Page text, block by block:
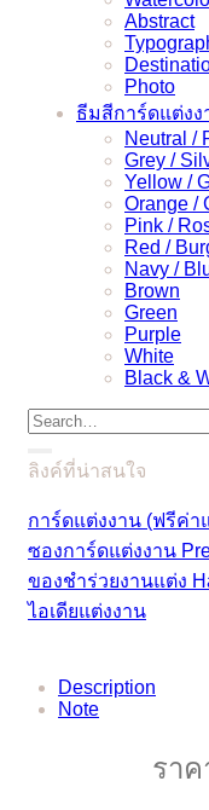
Abstract
Photo
ธีมสีการ์ดแต่งง
Neutral /
Grey /
Yellow /
Orange /
Pink /
Red /
Navy /
Brown
Green
Purple
White
Black &
Search
for:
ลิงค์ที่น่าสนใจ
การ์ดแต่งงาน (ฟรีค่า
ซองการ์ดแต่งงาน
ของชำร่วยงานแต่ง
ไอเดียแต่งงาน
Description
Note
รา